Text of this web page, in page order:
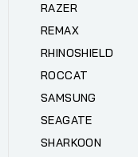
RAZER
REMAX
RHINOSHIELD
ROCCAT
SAMSUNG
SEAGATE
SHARKOON